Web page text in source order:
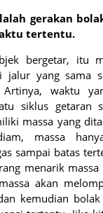
gerakan
tertentu.
bergetar, itu
jalur yang sama
waktu
siklus getaran
massa yang
massa
sampai batas
menarik
akan
kemudian